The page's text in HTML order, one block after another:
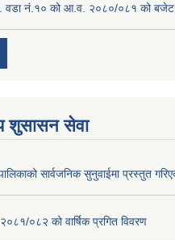
वडा नं.१० को आ.व. २०८०/०८१ को बजेट
शुसासन सेवा
सार्वजनिक सुनुवाईमा प्रस्तुत
०८२ को वार्षिक प्रगित विवरण